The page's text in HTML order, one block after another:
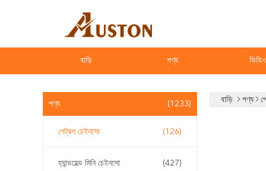
বাড়ি পণ্য
পণ্য (1233)
পেট্রল চেইনসো (126)
হ্যান্ডহেল্ড মিনি চেইনসো (427)
বাড়ি পণ্য